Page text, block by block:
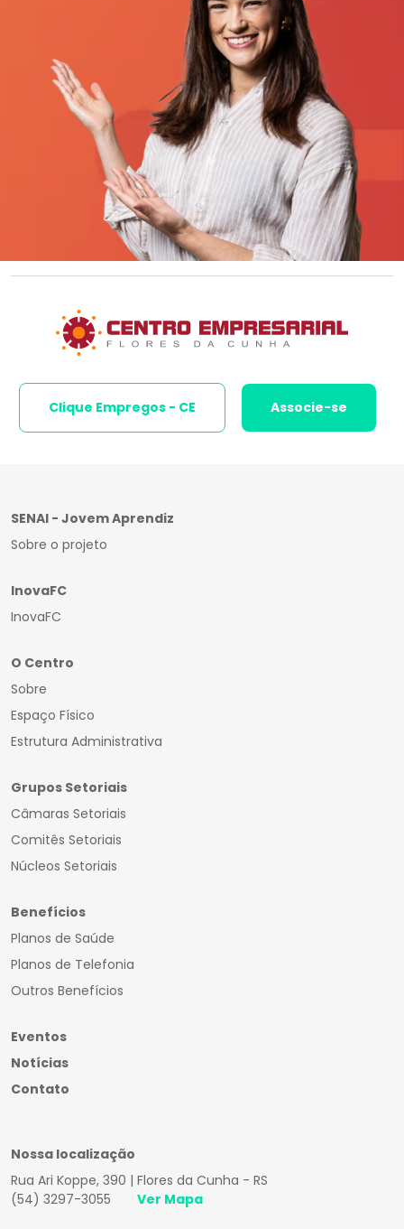
Clique Empregos - CE Associe-se
SENAI - Jovem Aprendiz
Sobre o projeto
InovaFC
InovaFC
O Centro
Sobre
Espaço Físico
Estrutura Administrativa
Grupos Setoriais
Câmaras Setoriais
Comitês Setoriais
Núcleos Setoriais
Benefícios
Planos de Saúde
Planos de Telefonia
Outros Benefícios
Eventos
Notícias
Contato
Nossa localização
Rua Ari Koppe, 390 | Flores da Cunha - RS
(54) 3297-3055
Ver Mapa